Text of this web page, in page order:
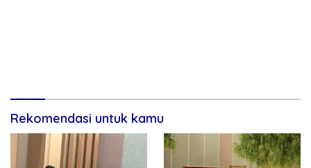
Rekomendasi untuk kamu